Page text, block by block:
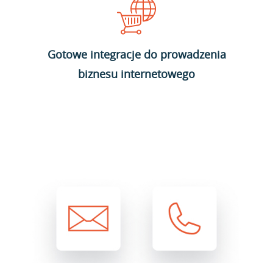
Gotowe integracje do prowadzenia
biznesu internetowego